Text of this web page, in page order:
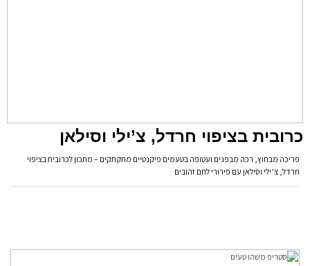
כרובית בציפוי חרדל, צ’ילי וסילאן
פריכה מבחוץ, רכה מבפנים ועטופה בטעמים פיקנטיים מתקתקים – מתכון לכרובית בציפוי
חרדל, צ’ילי וסילאן עם פירורי לחם זהובים